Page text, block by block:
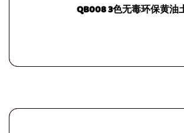
QB008 3色无毒环保黄油